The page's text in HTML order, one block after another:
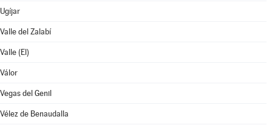
Ugíjar
Valle del Zalabí
Valle (El)
Válor
Vegas del Genil
Vélez de Benaudalla